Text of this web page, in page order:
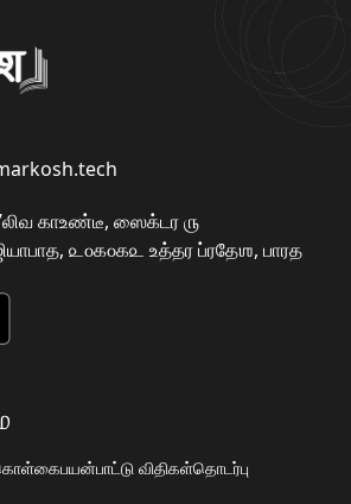
காஉண்டீ, ஸைக்டர ௫
௨௦௧௦௧௨ உத்தர ப்ரதேஶ, பாரத
கொள்கைபயன்பாட்டு விதிகள்தொடர்பு